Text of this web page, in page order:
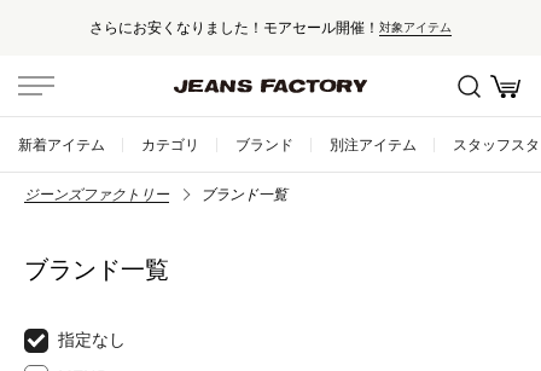
さらにお安くなりました！モアセール開催！ 対象アイテム
新着アイテム カテゴリ ブランド 別注アイテム スタッフス
ジーンズファクトリー ブランド一覧
ブランド一覧
指定なし